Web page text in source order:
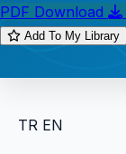
PDF Download
Add To My Library
TR EN